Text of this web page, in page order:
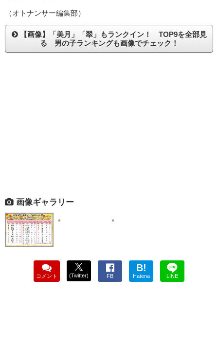
（オトナンサー編集部）
【画像】「美月」「翠」もランクイン！ TOP9を全部見
る 男の子ランキングも画像でチェック！
画像ギャラリー
コメント (Twitter) FB
B!
Hatena LINE